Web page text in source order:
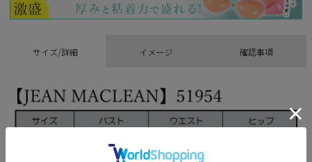
サイズ/詳細 イメージ 確認事項